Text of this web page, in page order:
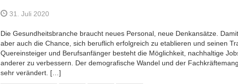
31. Juli 2020
Die Gesundheitsbranche braucht neues Personal, neue Denkansätze.
aber auch die Chance, sich beruflich erfolgreich zu etablieren und seinen
Quereinsteiger und Berufsanfänger besteht die Möglichkeit, nachhaltige
anderer zu verbessern. Der demografische Wandel und der
sehr verändert. […]